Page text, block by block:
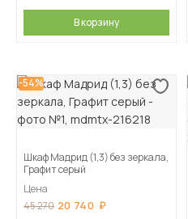
В корзину
-54%
Шкаф Мадрид (1,3) без зеркала,
Графит серый
Цена
45 270 20 740